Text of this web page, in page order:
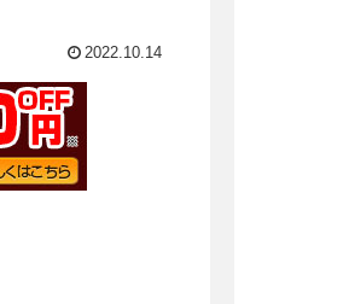
2022.10.14